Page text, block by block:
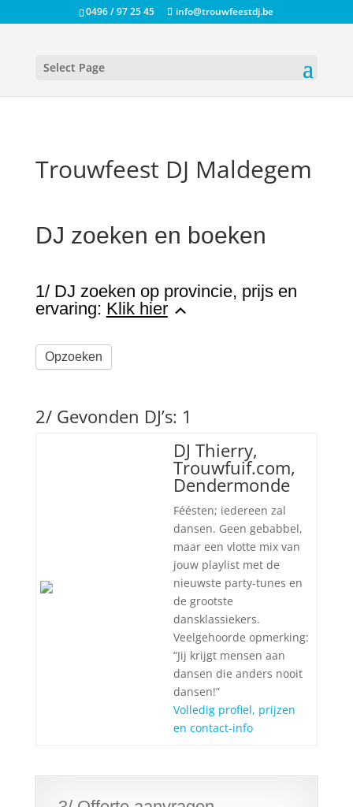
0496 / 97 25 45 info@trouwfeestdj.be
Select Page
Trouwfeest DJ Maldegem
DJ zoeken en boeken
1/ DJ zoeken op provincie, prijs en
ervaring: Klik hier
Opzoeken
2/ Gevonden DJ’s: 1
DJ Thierry,
Trouwfuif.com,
Dendermonde
Féésten; iedereen zal
dansen. Geen gebabbel,
maar een vlotte mix van
jouw playlist met de
nieuwste party-tunes en
de grootste
dansklassiekers.
Veelgehoorde opmerking:
“Jij krijgt mensen aan
dansen die anders nooit
dansen!”
Volledig profiel, prijzen
en contact-info